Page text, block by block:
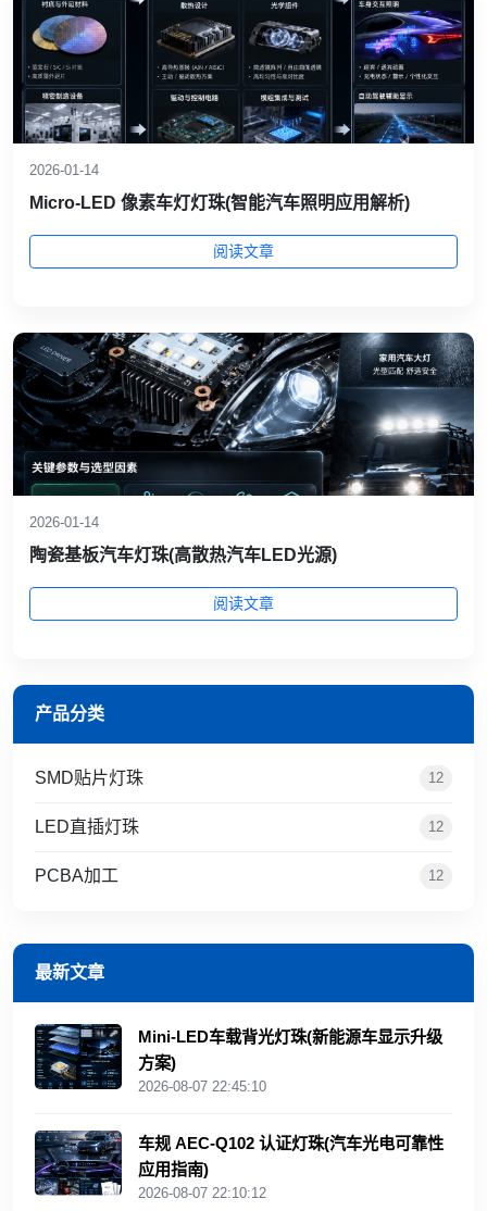
2026-01-14
Micro-LED 像素车灯灯珠(智能汽车照明应用解析)
阅读文章
2026-01-14
陶瓷基板汽车灯珠(高散热汽车LED光源)
阅读文章
产品分类
SMD贴片灯珠 12
LED直插灯珠 12
PCBA加工 12
最新文章
Mini‑LED车载背光灯珠(新能源车显示升级
方案)
2026-08-07 22:45:10
车规 AEC‑Q102 认证灯珠(汽车光电可靠性
应用指南)
2026-08-07 22:10:12